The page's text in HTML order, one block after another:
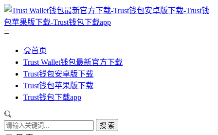
首页
Trust Wallet钱包最新官方下载
Trust钱包安卓版下载
Trust钱包苹果版下载
Trust钱包下载app
搜 索